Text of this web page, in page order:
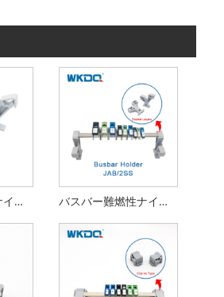
バスバー難燃性ナイロン PA66 用の三層サポート ブラケット バスバー難燃性ナイロン PA66 用二層ホルダー